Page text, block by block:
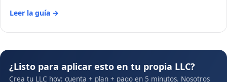
Leer la guía →
¿Listo para aplicar esto en tu propia LLC?
Crea tu LLC hoy: cuenta + plan + pago en 5 minutos. Nosotros